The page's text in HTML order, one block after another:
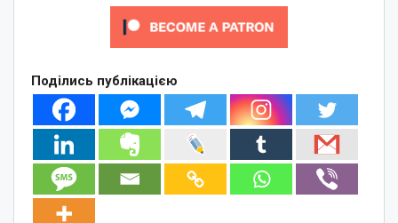
Поділись публікацією